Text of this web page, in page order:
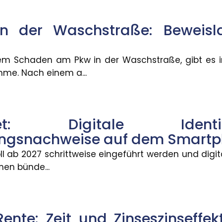
der Waschstraße:
Schaden am Pkw in der Waschstraße, gibt es
Nach einem a...
Digitale
auf dem
ab 2027 schrittweise eingeführt werden und
bünde...
für Bildungsungleichheit
generative KI nur selten selbst ? das könnte
mehr Beschäftigte wechseln
Jahres ihren Beruf wechseln, ist zwischen
Wie Umzüge
berufliche Kompromisse eingehen